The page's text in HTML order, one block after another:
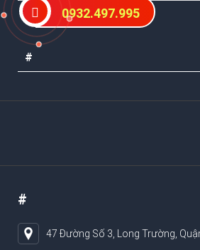
#
#
47 Đường Số 3, Long Trường,
0932.497.995